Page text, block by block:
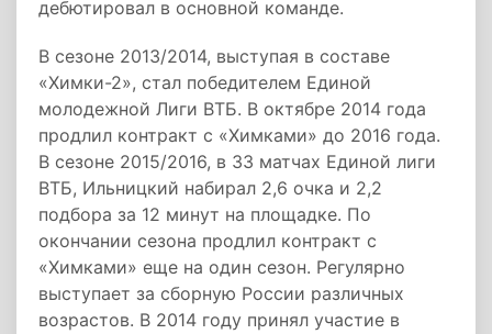
дебютировал в основной команде.
В сезоне 2013/2014, выступая в составе
«Химки-2», стал победителем Единой
молодежной Лиги ВТБ. В октябре 2014 года
продлил контракт с «Химками» до 2016 года.
В сезоне 2015/2016, в 33 матчах Единой лиги
ВТБ, Ильницкий набирал 2,6 очка и 2,2
подбора за 12 минут на площадке. По
окончании сезона продлил контракт с
«Химками» еще на один сезон. Регулярно
выступает за сборную России различных
возрастов. В 2014 году принял участие в